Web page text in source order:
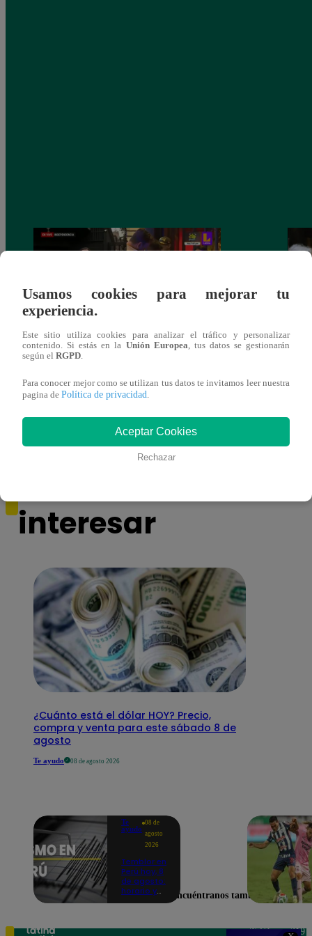
Cantante Jaime Carmona asesinado: todo
de ‘La Voz Perú’
interesar
¿Cuánto está el dólar HOY? Precio,
compra y venta para este sábado 8 de
agosto
Te ayudo 08 de agosto 2026
Te
ayudo
08 de
agosto
2026
Temblor en
Perú hoy, 8
de agosto:
horario y
según IGP
Usamos cookies para mejorar tu
experiencia.
Este sitio utiliza cookies para analizar el tráfico y personalizar
contenido. Si estás en la Unión Europea , tus datos se gestionarán
según el RGPD
Para conocer mejor como se utilizan tus datos te invitamos leer nuestra
pagina de Política de privacidad
Aceptar Cookies
Rechazar
Encuéntranos también en
Teléfono: 219